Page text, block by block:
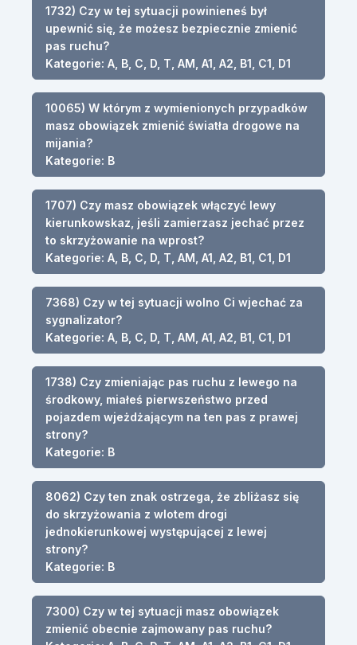
1732) Czy w tej sytuacji powinieneś był
upewnić się, że możesz bezpiecznie zmienić
pas ruchu?
Kategorie: A, B, C, D, T, AM, A1, A2, B1, C1, D1
10065) W którym z wymienionych przypadków
masz obowiązek zmienić światła drogowe na
mijania?
Kategorie: B
1707) Czy masz obowiązek włączyć lewy
kierunkowskaz, jeśli zamierzasz jechać przez
to skrzyżowanie na wprost?
Kategorie: A, B, C, D, T, AM, A1, A2, B1, C1, D1
7368) Czy w tej sytuacji wolno Ci wjechać za
sygnalizator?
Kategorie: A, B, C, D, T, AM, A1, A2, B1, C1, D1
1738) Czy zmieniając pas ruchu z lewego na
środkowy, miałeś pierwszeństwo przed
pojazdem wjeżdżającym na ten pas z prawej
strony?
Kategorie: B
8062) Czy ten znak ostrzega, że zbliżasz się
do skrzyżowania z wlotem drogi
jednokierunkowej występującej z lewej
strony?
Kategorie: B
7300) Czy w tej sytuacji masz obowiązek
zmienić obecnie zajmowany pas ruchu?